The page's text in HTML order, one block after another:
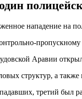
нападение на
Аравии
структур, а
третий был